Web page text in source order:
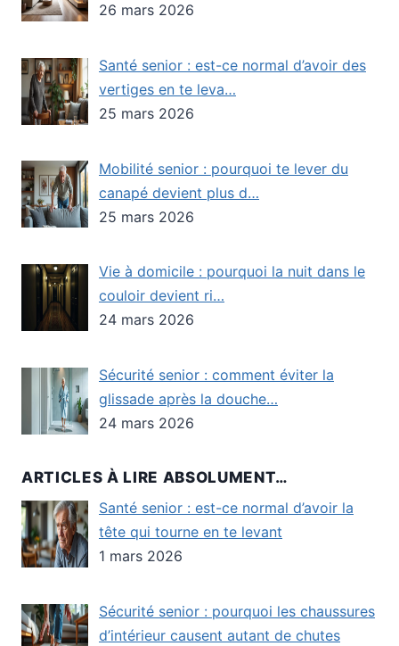
26 mars 2026
Santé senior : est-ce normal d’avoir des
vertiges en te leva…
25 mars 2026
Mobilité senior : pourquoi te lever du
canapé devient plus d…
25 mars 2026
Vie à domicile : pourquoi la nuit dans le
couloir devient ri…
24 mars 2026
Sécurité senior : comment éviter la
glissade après la douche…
24 mars 2026
ARTICLES À LIRE ABSOLUMENT…
Santé senior : est-ce normal d’avoir la
tête qui tourne en te levant
1 mars 2026
Sécurité senior : pourquoi les chaussures
d’intérieur causent autant de chutes